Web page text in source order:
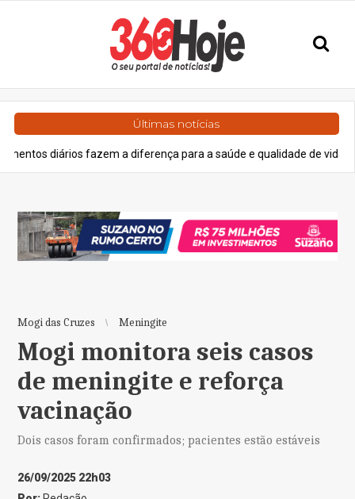
Últimas notícias
fazem a diferença para a saúde e qualidade de vida Geral
Mogi das Cruzes Meningite
Mogi monitora seis casos
de meningite e reforça
vacinação
Dois casos foram confirmados; pacientes estão estáveis
26/09/2025 22h03